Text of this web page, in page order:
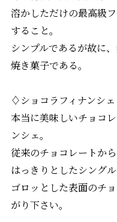
溶かしただけの最高級
すること。
シンプルであるが故に
焼き菓子である。
♢ショコラフィナンシェ
本当に美味しいチョコ
ンシェ。
従来のチョコレートか
はっきりとしたシング
ゴロッとした表面のチ
がり下さい。